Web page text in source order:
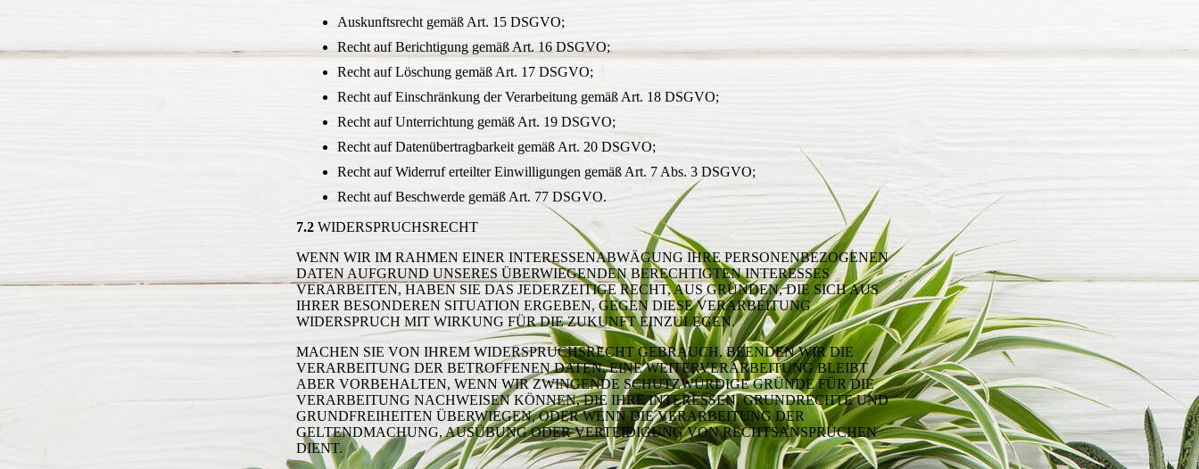
Auskunftsrecht gemäß Art. 15 DSGVO;
Recht auf Berichtigung gemäß Art. 16 DSGVO;
Recht auf Löschung gemäß Art. 17 DSGVO;
Recht auf Einschränkung der Verarbeitung gemäß Art. 18 DSGVO;
Recht auf Unterrichtung gemäß Art. 19 DSGVO;
Recht auf Datenübertragbarkeit gemäß Art. 20 DSGVO;
Recht auf Widerruf erteilter Einwilligungen gemäß Art. 7 Abs. 3 DSGVO;
Recht auf Beschwerde gemäß Art. 77 DSGVO.
7.2 WIDERSPRUCHSRECHT
WENN WIR IM RAHMEN EINER INTERESSENABWÄGUNG IHRE PERSONENBEZOGENEN
DATEN AUFGRUND UNSERES ÜBERWIEGENDEN BERECHTIGTEN INTERESSES
VERARBEITEN, HABEN SIE DAS JEDERZEITIGE RECHT, AUS GRÜNDEN, DIE SICH AUS
IHRER BESONDEREN SITUATION ERGEBEN, GEGEN DIESE VERARBEITUNG
WIDERSPRUCH MIT WIRKUNG FÜR DIE ZUKUNFT EINZULEGEN.
MACHEN SIE VON IHREM WIDERSPRUCHSRECHT GEBRAUCH, BEENDEN WIR DIE
VERARBEITUNG DER BETROFFENEN DATEN. EINE WEITERVERARBEITUNG BLEIBT
ABER VORBEHALTEN, WENN WIR ZWINGENDE SCHUTZWÜRDIGE GRÜNDE FÜR DIE
VERARBEITUNG NACHWEISEN KÖNNEN, DIE IHRE INTERESSEN, GRUNDRECHTE UND
GRUNDFREIHEITEN ÜBERWIEGEN, ODER WENN DIE VERARBEITUNG DER
GELTENDMACHUNG, AUSÜBUNG ODER VERTEIDIGUNG VON RECHTSANSPRÜCHEN
DIENT.